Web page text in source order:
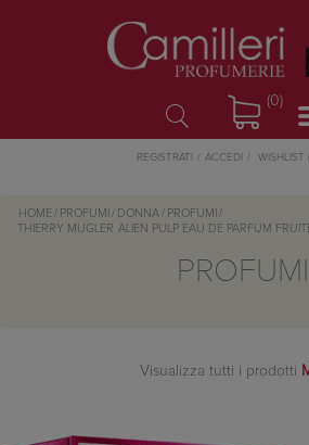
(0)
REGISTRATI ACCEDI WISHLIST
HOME / PROFUMI / DONNA / PROFUMI /
THIERRY MUGLER ALIEN PULP EAU DE PARFUM
PROFUMI
Visualizza tutti i prodotti